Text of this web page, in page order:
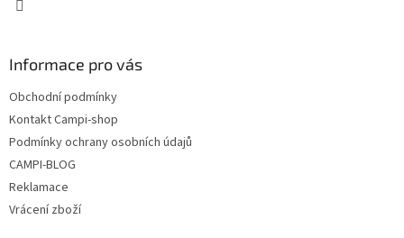
Informace pro vás
Obchodní podmínky
Kontakt Campi-shop
Podmínky ochrany osobních údajů
CAMPI-BLOG
Reklamace
Vrácení zboží